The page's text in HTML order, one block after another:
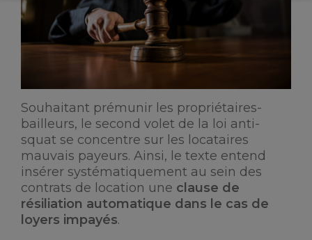
Souhaitant prémunir les propriétaires-
bailleurs, le second volet de la loi anti-
squat se concentre sur les locataires
mauvais payeurs. Ainsi, le texte entend
insérer systématiquement au sein des
contrats de location une clause de
résiliation automatique dans le cas de
loyers impayés.